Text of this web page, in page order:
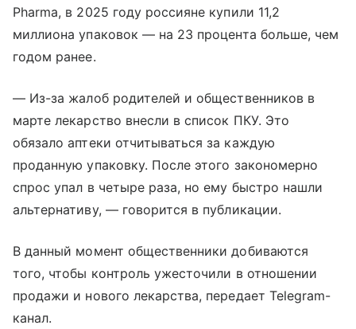
Pharma, в 2025 году россияне купили 11,2
миллиона упаковок — на 23 процента больше, чем
годом ранее.
— Из-за жалоб родителей и общественников в
марте лекарство внесли в список ПКУ. Это
обязало аптеки отчитываться за каждую
проданную упаковку. После этого закономерно
спрос упал в четыре раза, но ему быстро нашли
альтернативу, — говорится в публикации.
В данный момент общественники добиваются
того, чтобы контроль ужесточили в отношении
продажи и нового лекарства, передает Telegram-
канал.